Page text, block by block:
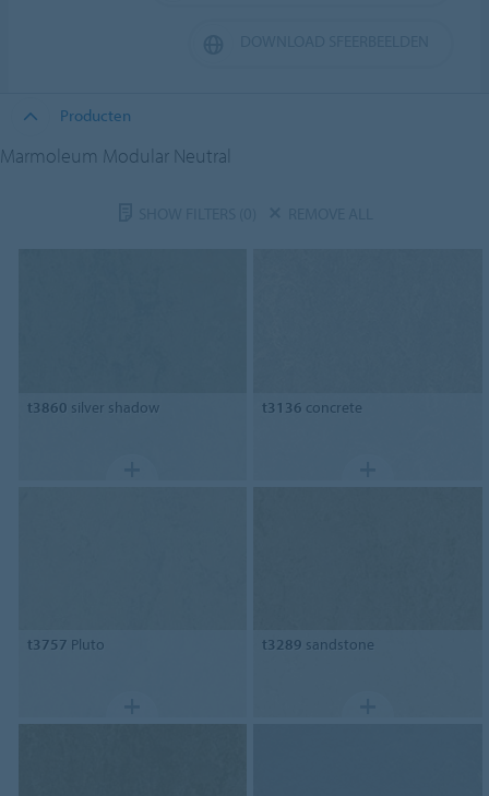
Producten
Marmoleum Modular Neutral
t3860 silver shadow t3136 concrete
t3757 Pluto t3289 sandstone